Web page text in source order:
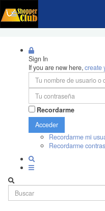
Sign In
If you are new here,create
Recordarme
Acceder
Recordarme mi
Recordarme